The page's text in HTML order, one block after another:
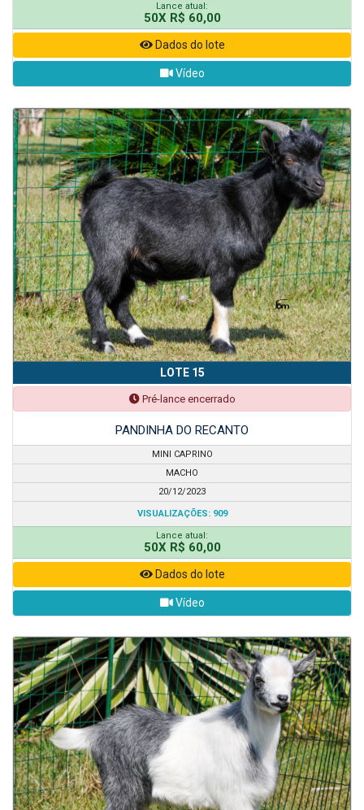
Lance atual:
50X R$ 60,00
Dados do lote
Vídeo
LOTE 15
Pré-lance encerrado
PANDINHA DO RECANTO
MINI CAPRINO
MACHO
20/12/2023
VISUALIZAÇÕES: 909
Lance atual:
50X R$ 60,00
Dados do lote
Vídeo